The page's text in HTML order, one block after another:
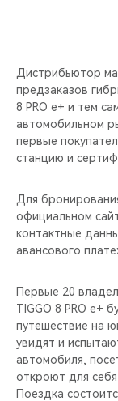
НАШИ
ВИДЕООБЗОРЫ
CHERY ДЛЯ ДЕТЕЙ
Дистрибьютор
предзаказов
8 PRO e+ и тем
автомобильном
первые
станцию и
Для
официальном
контактные
авансового
Первые 20
TIGGO 8 PRO e+
путешествие на
увидят и
автомобиля,
откроют для
Поездка